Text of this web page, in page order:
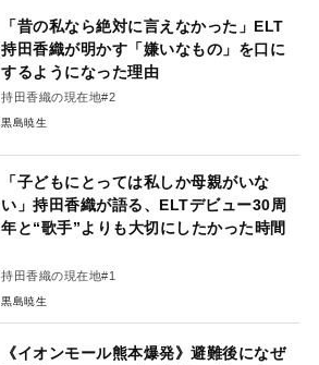
「昔の私なら絶対に言えなかった」ELT
持田香織が明かす「嫌いなもの」を口に
するようになった理由
持田香織の現在地#2
黒島暁生
「子どもにとっては私しか母親がいな
い」持田香織が語る、ELTデビュー30周
年と“歌手”よりも大切にしたかった時間
持田香織の現在地#1
黒島暁生
《イオンモール熊本爆発》避難後になぜ